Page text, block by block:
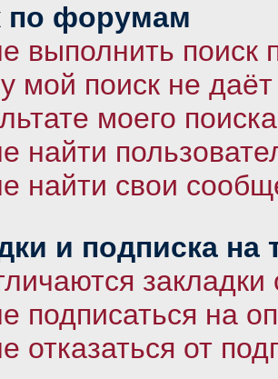
по форумам
выполнить
мой поиск не даёт
моего
найти
найти свои
и подписка на
закладки
подписаться на
отказаться от